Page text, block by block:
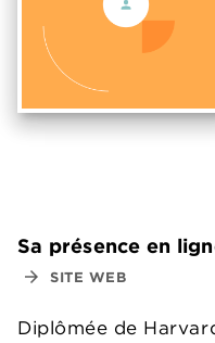
Diplômée de
Sa présence en
arrow_forward SITE WEB